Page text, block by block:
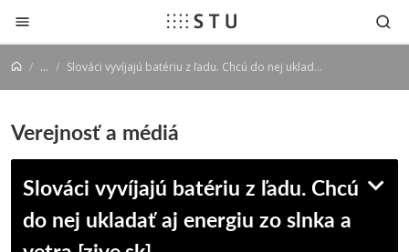
Prejsť na obsah
... Slováci vyvíjajú batériu z ľadu. Chcú do nej ukladať aj energiu zo slnka a vetra [zive.sk]
Verejnosť a médiá
Slováci vyvíjajú batériu z ľadu. Chcú
do nej ukladať aj energiu zo slnka a